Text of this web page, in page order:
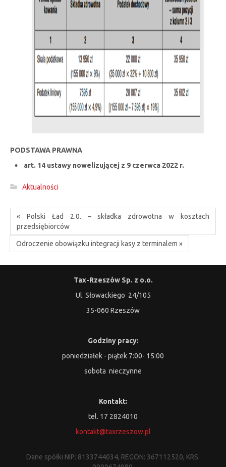
PODSTAWA PRAWNA
art. 14 ustawy nowelizującej z 9 czerwca 2022 r.
Aktualności
« Polski Ład 2.0. – składka zdrowotna w kosztach
przedsiębiorców
Odroczenie obowiązku integracji kasy z terminalem »
Tax-Rzeszów Sp. z o.o.
Ul. Słowackiego 24/105
35-060 Rzeszów
Godziny pracy:
poniedziałek - piątek 7:00- 15:00
sobota nieczynne
Kontakt:
tel. 17 2824010
kontakt@taxrzeszow.pl
Dane spółki NIP: 8133744034, REGON: 367112520, KRS: